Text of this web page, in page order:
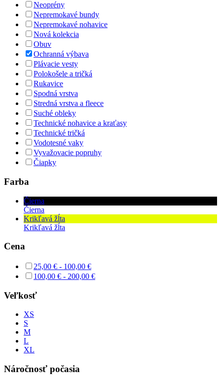
Neoprény
Nepremokavé bundy
Nepremokavé nohavice
Nová kolekcia
Obuv
Ochranná výbava
Plávacie vesty
Polokošele a tričká
Rukavice
Spodná vrstva
Stredná vrstva a fleece
Suché obleky
Technické nohavice a kraťasy
Technické tričká
Vodotesné vaky
Vyvažovacie popruhy
Čiapky
Farba
Čierna
Čierna
Krikľavá žĺta
Krikľavá žĺta
Cena
25,00 € - 100,00 €
100,00 € - 200,00 €
Veľkosť
XS
S
M
L
XL
Náročnosť počasia